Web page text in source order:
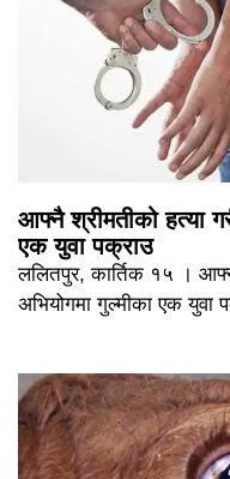
आफ्नै श्रीमतीको हत्या
एक युवा पक्राउ
ललितपुर, कार्तिक १५ ।
अभियोगमा गुल्मीका एक युवा